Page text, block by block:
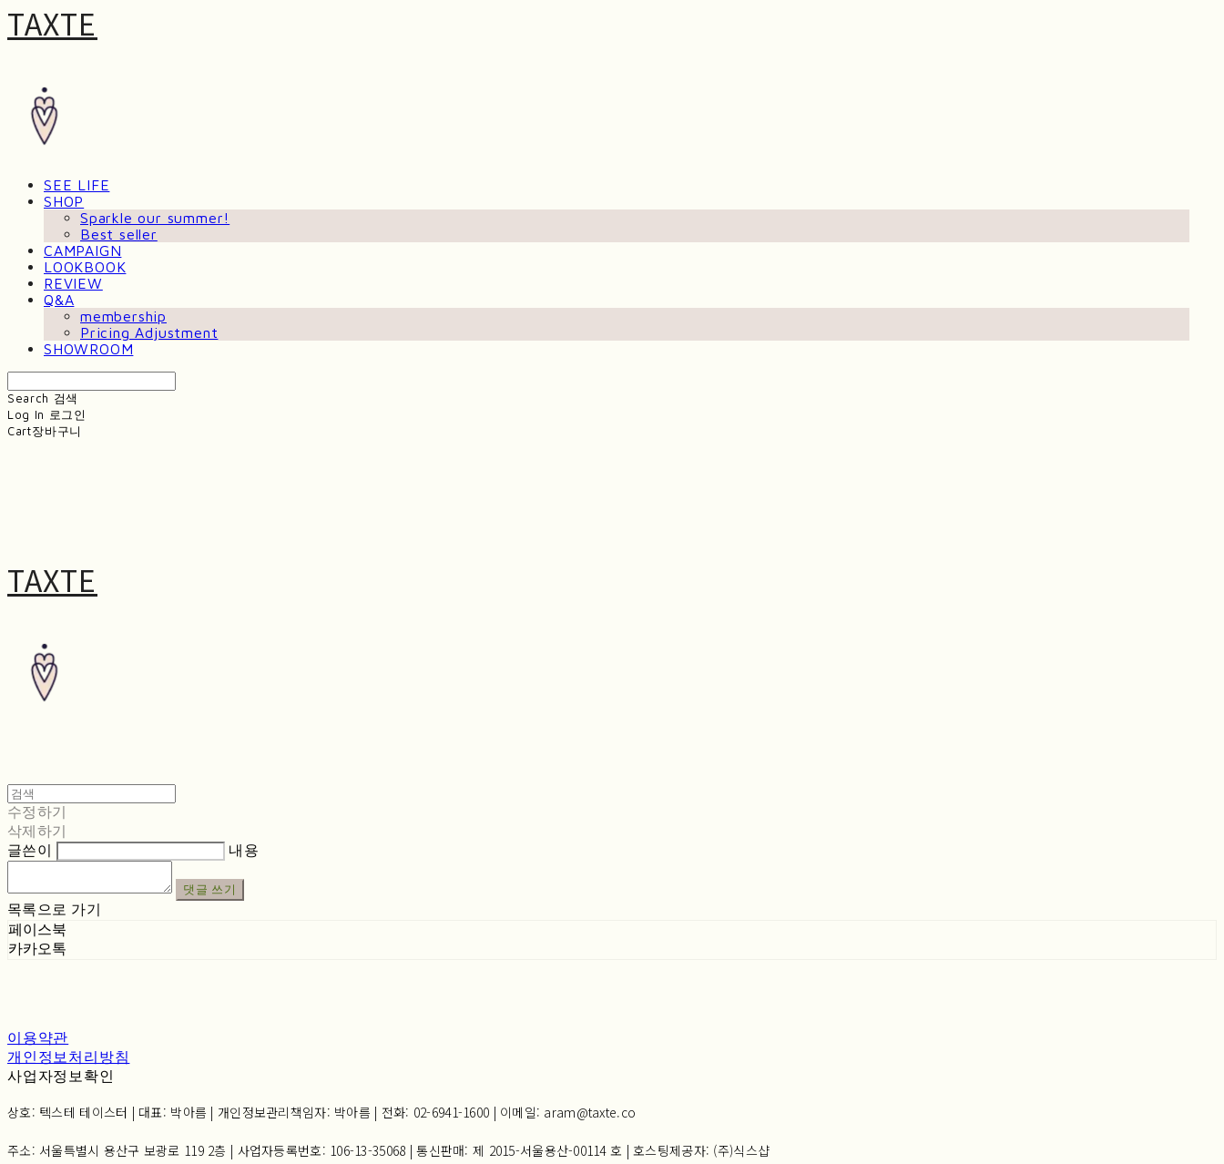
TAXTE
SEE LIFE
SHOP
Sparkle our summer!
Best seller
CAMPAIGN
LOOKBOOK
REVIEW
Q&A
membership
Pricing Adjustment
SHOWROOM
Search 검색
Log In 로그인
Cart장바구니
TAXTE
수정하기
삭제하기
글쓴이
내용
댓글 쓰기
목록으로 가기
페이스북
카카오톡
이용약관
개인정보처리방침
사업자정보확인
상호: 텍스테 테이스터 | 대표: 박아름 | 개인정보관리책임자: 박아름 | 전화: 02-6941-1600 | 이메일: aram@taxte.co
주소: 서울특별시 용산구 보광로 119 2층 | 사업자등록번호: 106-13-35068 | 통신판매: 제 2015-서울용산-00114 호 | 호스팅제공자: (주)식스샵